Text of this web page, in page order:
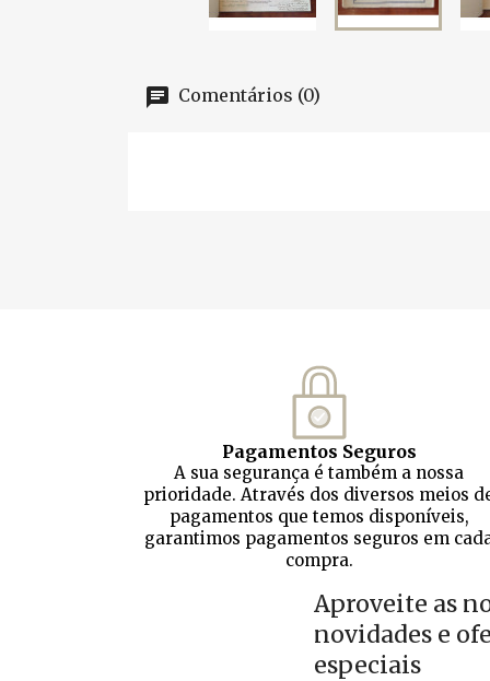
Comentários (0)
Pagamentos Seguros
A sua segurança é também a nossa
prioridade. Através dos diversos meios
pagamentos que temos disponíveis,
garantimos pagamentos seguros em
compra.
Aproveite as
novidades e
especiais